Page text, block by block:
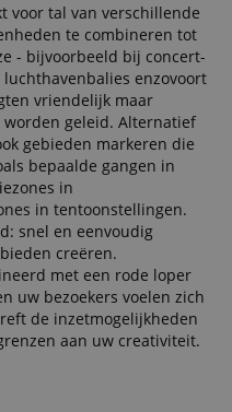
voor tal van verschillende
te combineren tot
- bijvoorbeeld bij concert-
luchthavenbalies enzovoort
vriendelijk maar
geleid. Alternatief
gebieden markeren die
bepaalde gangen in
in
in tentoonstellingen.
snel en eenvoudig
creëren.
met een rode loper
uw bezoekers voelen zich
de inzetmogelijkheden
aan uw creativiteit.